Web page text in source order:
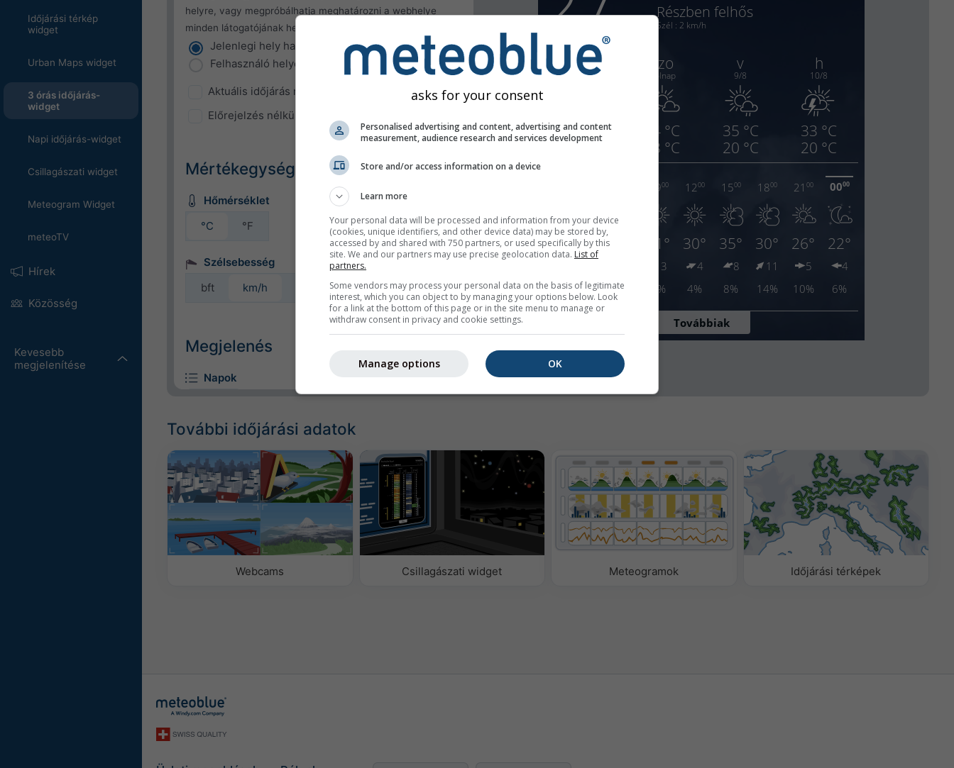
Időjárási térkép
widget
Urban Maps widget
3 órás időjárás-
widget
Napi időjárás-widget
Csillagászati widget
Meteogram Widget
meteoTV
Hírek
Közösség
Kevesebb
megjelenítése
helyre, vagy megpróbálhatja meghatározni a webhelye
minden látogatójának helyét.
Jelenlegi hely használata
Felhasználó helyének meghatározása
Aktuális időjárás nélkül
Előrejelzés nélkül
Mértékegységek
Hőmérséklet
°C
°F
Szélsebesség
bft
km/h mph kn
Megjelenés
Napok
Háttér
Háttérképpel
Háttérszínnel
Nincs háttér: Sötét szöveg
Nincs háttér: Világos szöveg
További időjárási adatok
Webcams Csillagászati widget Meteogramok Időjárási térképek
asks for your consent
Personalised advertising and content, advertising and content
measurement, audience research and services development
Store and/or access information on a device
Learn more
Your personal data will be processed and information from your device
(cookies, unique identifiers, and other device data) may be stored by,
accessed by and shared with 750 partners, or used specifically by this
site. We and our partners may use precise geolocation data. List of
partners.
Some vendors may process your personal data on the basis of legitimate
interest, which you can object to by managing your options below. Look
for a link at the bottom of this page or in the site menu to manage or
withdraw consent in privacy and cookie settings.
OK
Manage options